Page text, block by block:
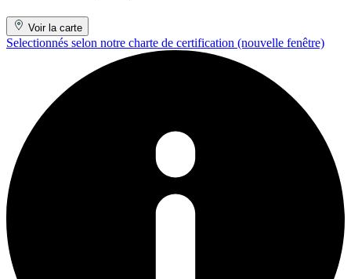
Voir la carte
Selectionnés selon notre charte de certification (nouvelle fenêtre)